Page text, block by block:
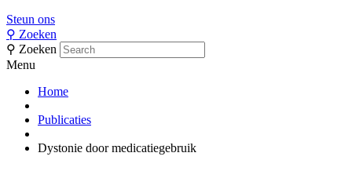
Steun ons
⚲ Zoeken
⚲ Zoeken
Menu
Home
Publicaties
Dystonie door medicatiegebruik